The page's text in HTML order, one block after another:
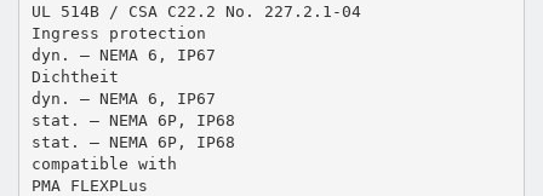
UL 514B / CSA C22.2 No. 227.2.1-04
Ingress protection
dyn. – NEMA 6, IP67
Dichtheit
dyn. – NEMA 6, IP67
stat. – NEMA 6P, IP68
stat. – NEMA 6P, IP68
compatible with
PMA FLEXPLus